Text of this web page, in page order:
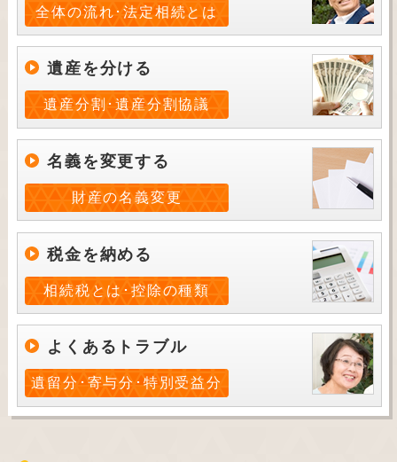
全体の流れ･法定相続とは
遺産を分ける
遺産分割･遺産分割協議
名義を変更する
財産の名義変更
税金を納める
相続税とは･控除の種類
よくあるトラブル
遺留分･寄与分･特別受益分